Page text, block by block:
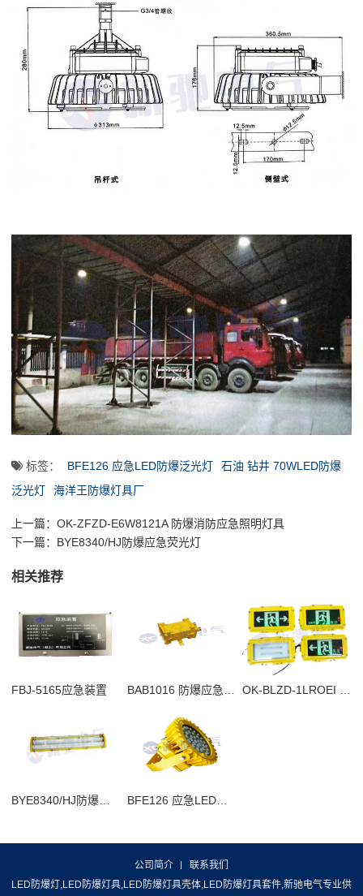
标签： BFE126 应急LED防爆泛光灯
石油 钻井 70WLED防爆
泛光灯
海洋王防爆灯具厂
上一篇： OK-ZFZD-E6W8121A 防爆消防应急照明灯具
下一篇： BYE8340/HJ防爆应急荧光灯
相关推荐
FBJ-5165应急装置
BFE126 应急LED防爆泛光灯
公司简介
联系我们
LED防爆灯,LED防爆灯具,LED防爆灯具壳体,LED防爆灯具套件,新驰电气专业供